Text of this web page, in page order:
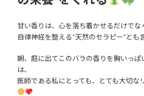
甘い香りは、心を落ち着かせるだけでな
自律神経を整える“天然のセラピー”とも
朝、庭に出てこのバラの香りを胸いっぱ
は、
医師である私にとっても、とても大切な